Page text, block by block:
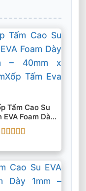
Tấm Cao Su
EVA Foam Dày
– 40mm X
1.25m
hạng55 sao